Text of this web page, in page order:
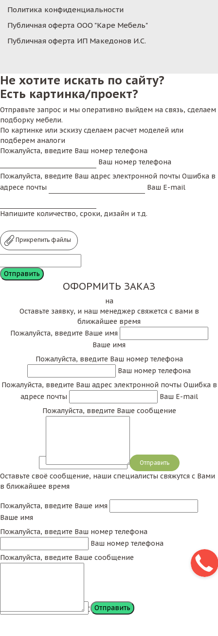
Политика конфиденциальности
Публичная оферта ООО "Каре Мебель"
Публичная оферта ИП Македонов И.С.
Не хотите искать по сайту?
Есть картинка/проект?
Отправьте запрос и мы оперативно выйдем на связь, сделаем
подборку мебели.
По картинке или эскизу сделаем расчет моделей или
подберем аналоги
Пожалуйста, введите Ваш номер телефона
Ваш номер телефона
Пожалуйста, введите Ваш адрес электронной почты Ошибка в
адресе почты
Ваш E-mail
Напишите количество, сроки, дизайн и т.д.
Прикрепить файлы
ОФОРМИТЬ ЗАКАЗ
на
Оставьте заявку, и наш менеджер свяжется с вами в
ближайшее время
Пожалуйста, введите Ваше имя
Ваше имя
Пожалуйста, введите Ваш номер телефона
Ваш номер телефона
Пожалуйста, введите Ваш адрес электронной почты Ошибка в
адресе почты
Ваш E-mail
Пожалуйста, введите Ваше сообщение
Сообщение
Оставьте своё сообщение, наши специалисты свяжутся с Вами
в ближайшее время
Пожалуйста, введите Ваше имя
Ваше имя
Пожалуйста, введите Ваш номер телефона
Ваш номер телефона
Пожалуйста, введите Ваше сообщение
Сообщение